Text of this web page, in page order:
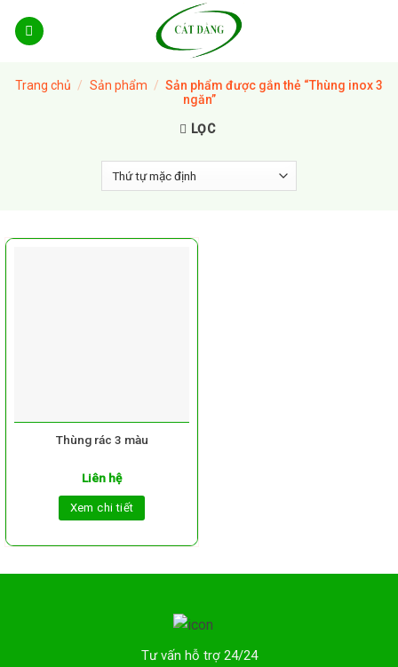
Trang chủ / Sản phẩm / Sản phẩm được gắn thẻ “Thùng inox 3
ngăn”
LỌC
Thùng rác 3 màu
Liên hệ
Xem chi tiết
Tư vấn hỗ trợ 24/24